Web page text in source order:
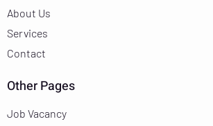
About Us
Services
Contact
Other Pages
Job Vacancy